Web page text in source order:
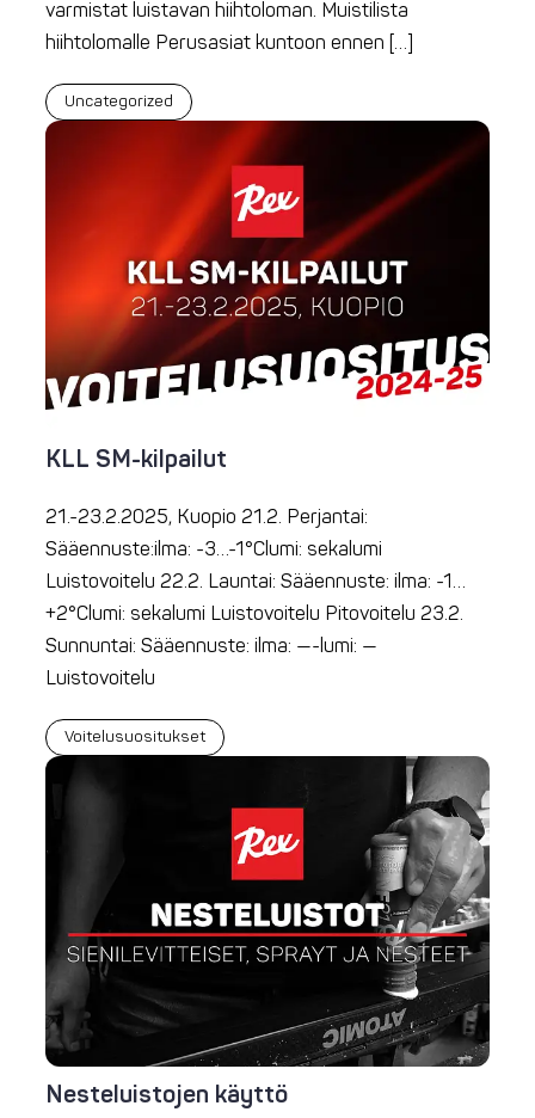
varmistat luistavan hiihtoloman. Muistilista
hiihtolomalle Perusasiat kuntoon ennen […]
Uncategorized
KLL SM-kilpailut
21.-23.2.2025, Kuopio 21.2. Perjantai:
Sääennuste:ilma: -3…-1°Clumi: sekalumi
Luistovoitelu 22.2. Launtai: Sääennuste: ilma: -1…
+2°Clumi: sekalumi Luistovoitelu Pitovoitelu 23.2.
Sunnuntai: Sääennuste: ilma: —-lumi: —
Luistovoitelu
Voitelusuositukset
Nesteluistojen käyttö